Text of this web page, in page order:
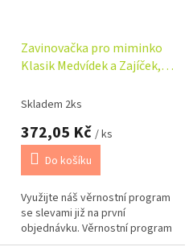
Zavinovačka pro miminko
Klasik Medvídek a Zajíček,
Skladem 2ks
372,05 Kč / ks
Do košíku
Využijte náš věrnostní program
se slevami již na první
objednávku. Věrnostní program